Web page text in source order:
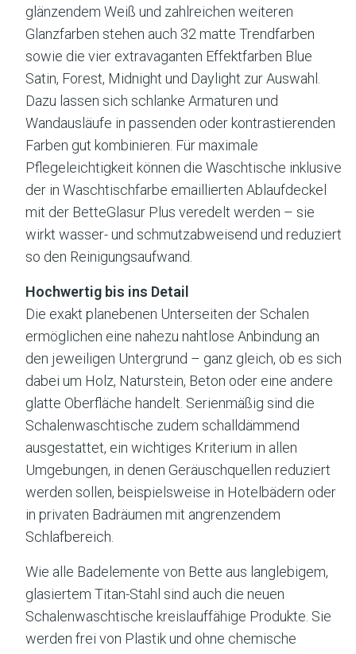
glänzendem Weiß und zahlreichen weiteren
Glanzfarben stehen auch 32 matte Trendfarben
sowie die vier extravaganten Effektfarben Blue
Satin, Forest, Midnight und Daylight zur Auswahl.
Dazu lassen sich schlanke Armaturen und
Wandausläufe in passenden oder kontrastierenden
Farben gut kombinieren. Für maximale
Pflegeleichtigkeit können die Waschtische inklusive
der in Waschtischfarbe emaillierten Ablaufdeckel
mit der BetteGlasur Plus veredelt werden – sie
wirkt wasser- und schmutzabweisend und reduziert
so den Reinigungsaufwand.
Hochwertig bis ins Detail
Die exakt planebenen Unterseiten der Schalen
ermöglichen eine nahezu nahtlose Anbindung an
den jeweiligen Untergrund – ganz gleich, ob es sich
dabei um Holz, Naturstein, Beton oder eine andere
glatte Oberfläche handelt. Serienmäßig sind die
Schalenwaschtische zudem schalldämmend
ausgestattet, ein wichtiges Kriterium in allen
Umgebungen, in denen Geräuschquellen reduziert
werden sollen, beispielsweise in Hotelbädern oder
in privaten Badräumen mit angrenzendem
Schlafbereich.
Wie alle Badelemente von Bette aus langlebigem,
glasiertem Titan-Stahl sind auch die neuen
Schalenwaschtische kreislauffähige Produkte. Sie
werden frei von Plastik und ohne chemische